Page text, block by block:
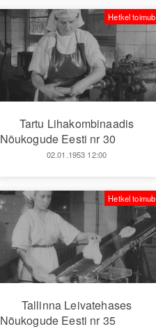
Tartu Lihakombinaadis
Nõukogude Eesti nr 30
02.01.1953 12:00
Hetkel toimub
Tallinna Leivatehases
Nõukogude Eesti nr 35
Hetkel toimub